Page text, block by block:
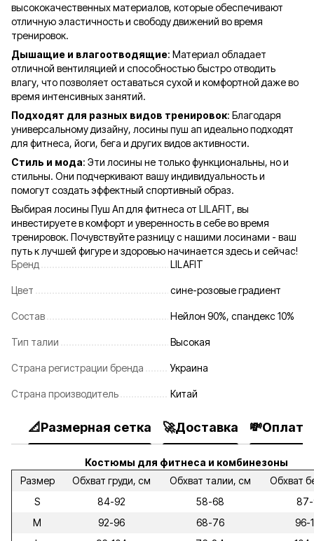
высококачественных материалов, которые обеспечивают
отличную эластичность и свободу движений во время
тренировок.
Дышащие и влагоотводящие: Материал обладает
отличной вентиляцией и способностью быстро отводить
влагу, что позволяет оставаться сухой и комфортной даже во
время интенсивных занятий.
Подходят для разных видов тренировок: Благодаря
универсальному дизайну, лосины пуш ап идеально подходят
для фитнеса, йоги, бега и других видов активности.
Стиль и мода: Эти лосины не только функциональны, но и
стильны. Они подчеркивают вашу индивидуальность и
помогут создать эффектный спортивный образ.
Выбирая лосины Пуш Ап для фитнеса от LILAFIT, вы
инвестируете в комфорт и уверенность в себе во время
тренировок. Почувствуйте разницу с нашими лосинами - ваш
путь к лучшей фигуре и здоровью начинается здесь и сейчас!
Бренд
LILAFIT
Цвет сине-розовые градиент
Состав Нейлон 90%, спандекс 10%
Тип талии Высокая
Страна регистрации бренда Украина
Страна производитель Китай
📐Размерная сетка 🚀Доставка 💸Оплата
Костюмы для фитнеса и комбинезоны
Размер
Обхват груди, см Обхват талии, см
Обхват
S
84-92 58-68
M
92-96 68-76
96-